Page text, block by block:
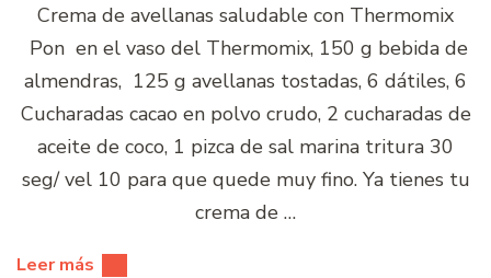
Crema de avellanas saludable con Thermomix
Pon en el vaso del Thermomix, 150 g bebida de
almendras, 125 g avellanas tostadas, 6 dátiles, 6
Cucharadas cacao en polvo crudo, 2 cucharadas de
aceite de coco, 1 pizca de sal marina tritura 30
seg/ vel 10 para que quede muy fino. Ya tienes tu
crema de …
Leer más